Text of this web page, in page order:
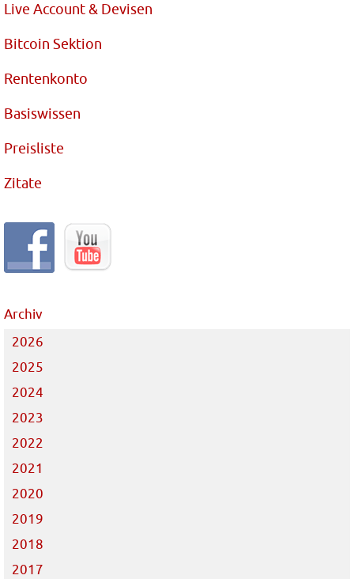
Live Account & Devisen
Bitcoin Sektion
Rentenkonto
Basiswissen
Preisliste
Zitate
Archiv
2026
2025
2024
2023
2022
2021
2020
2019
2018
2017